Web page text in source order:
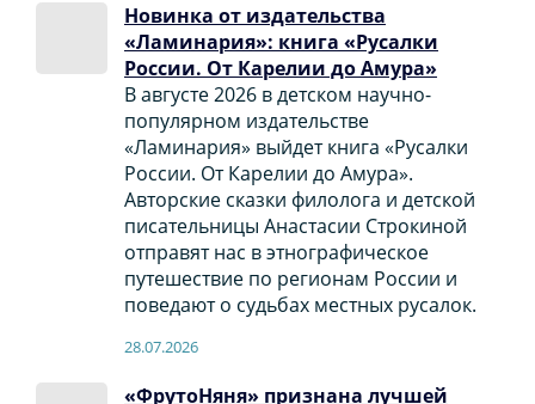
Новинка от издательства
«Ламинария»: книга «Русалки
России. От Карелии до Амура»
В августе 2026 в детском научно-
популярном издательстве
«Ламинария» выйдет книга «Русалки
России. От Карелии до Амура».
Авторские сказки филолога и детской
писательницы Анастасии Строкиной
отправят нас в этнографическое
путешествие по регионам России и
поведают о судьбах местных русалок.
28.07.2026
«ФрутоНяня» признана лучшей